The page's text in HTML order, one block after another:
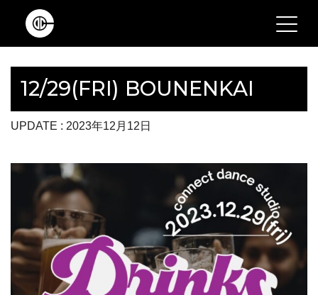
Main Navigation
12/29(FRI) BOUNENKAI
UPDATE : 2023年12月12日